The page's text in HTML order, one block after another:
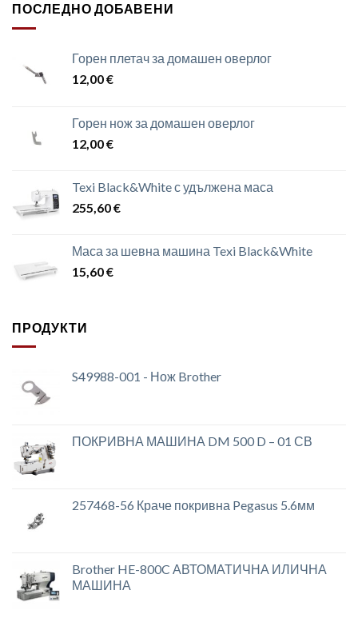
ПОСЛЕДНО ДОБАВЕНИ
Горен плетач за домашен оверлог
12,00€
Горен нож за домашен оверлог
12,00€
Texi Black&White с удължена маса
255,60€
Маса за шевна машина Texi Black&White
15,60€
ПРОДУКТИ
S49988-001 - Нож Brother
ПОКРИВНА МАШИНА DM 500 D – 01 СВ
257468-56 Краче покривна Pegasus 5.6мм
Brother HE-800C АВТОМАТИЧНА ИЛИЧНА
МАШИНА